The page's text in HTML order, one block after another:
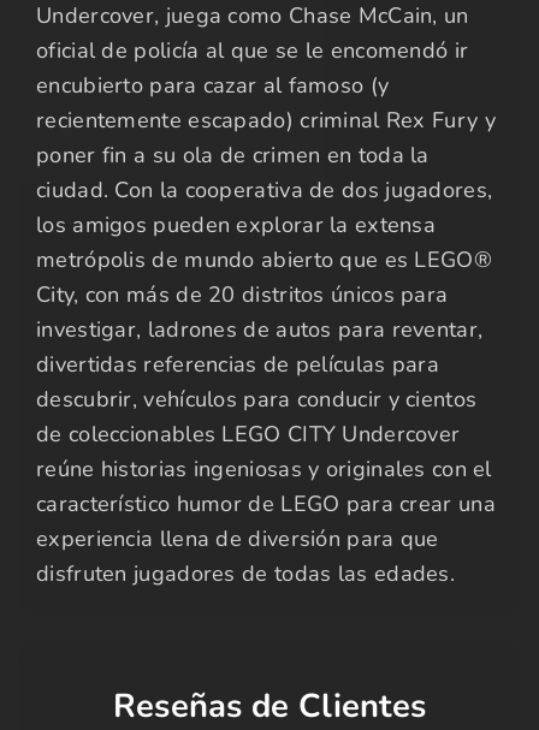
Undercover, juega como Chase McCain, un
oficial de policía al que se le encomendó ir
encubierto para cazar al famoso (y
recientemente escapado) criminal Rex Fury y
poner fin a su ola de crimen en toda la
ciudad. Con la cooperativa de dos jugadores,
los amigos pueden explorar la extensa
metrópolis de mundo abierto que es LEGO®
City, con más de 20 distritos únicos para
investigar, ladrones de autos para reventar,
divertidas referencias de películas para
descubrir, vehículos para conducir y cientos
de coleccionables LEGO CITY Undercover
reúne historias ingeniosas y originales con el
característico humor de LEGO para crear una
experiencia llena de diversión para que
disfruten jugadores de todas las edades.
Reseñas de Clientes